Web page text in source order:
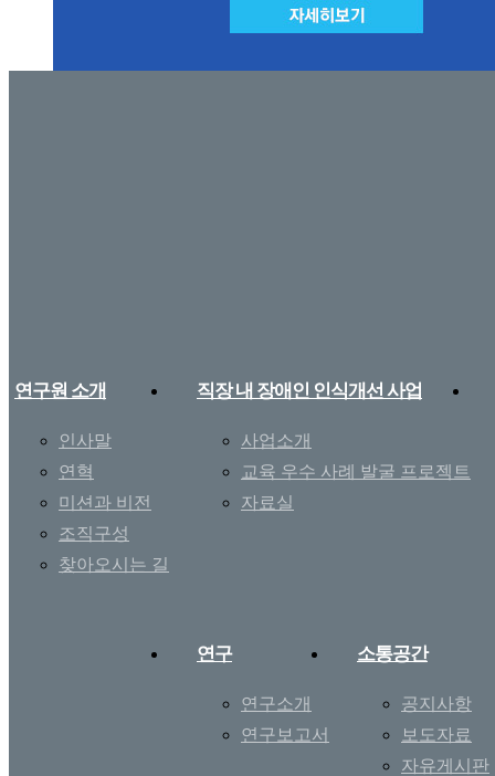
연구원 소개
인사말
연혁
미션과 비전
조직구성
찾아오시는 길
직장 내 장애인 인식개선 사업
사업소개
교육 우수 사례 발굴 프로젝트
자료실
연구
연구소개
연구보고서
소통공간
공지사항
보도자료
자유게시판